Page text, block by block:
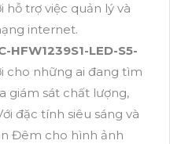
hỗ trợ việc quản lý và
internet.
HFW1239S1-LED-S5-
cho những ai đang tìm
giám sát chất lượng,
đặc tính siêu sáng và
Đêm cho hình ảnh